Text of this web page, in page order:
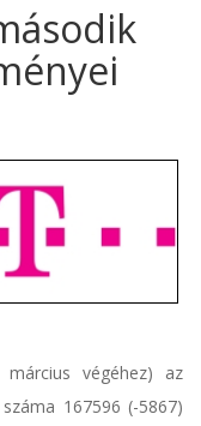
végéhez) az
167596 (-5867)